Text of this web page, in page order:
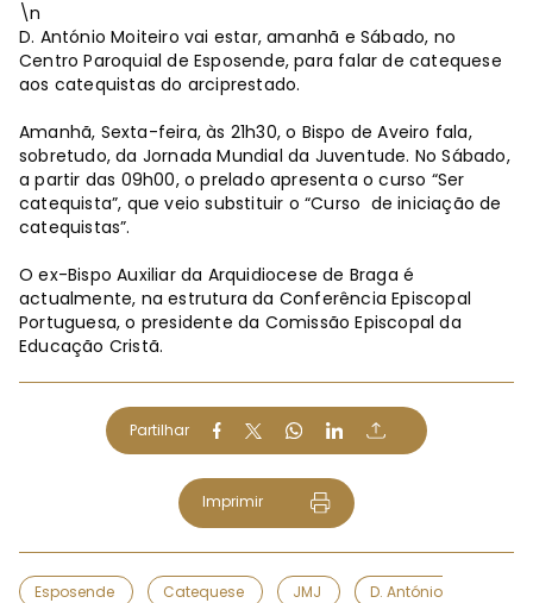
\n
D. António Moiteiro vai estar, amanhã e Sábado, no
Centro Paroquial de Esposende, para falar de catequese
aos catequistas do arciprestado.
Amanhã, Sexta-feira, às 21h30, o Bispo de Aveiro fala,
sobretudo, da Jornada Mundial da Juventude. No Sábado,
a partir das 09h00, o prelado apresenta o curso “Ser
catequista”, que veio substituir o “Curso de iniciação de
catequistas”.
O ex-Bispo Auxiliar da Arquidiocese de Braga é
actualmente, na estrutura da Conferência Episcopal
Portuguesa, o presidente da Comissão Episcopal da
Educação Cristã.
Partilhar
Imprimir
Esposende Catequese JMJ
D. António